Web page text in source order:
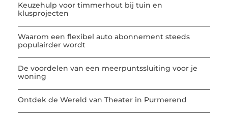
Keuzehulp voor timmerhout bij tuin en
klusprojecten
Waarom een flexibel auto abonnement steeds
populairder wordt
De voordelen van een meerpuntssluiting voor je
woning
Ontdek de Wereld van Theater in Purmerend